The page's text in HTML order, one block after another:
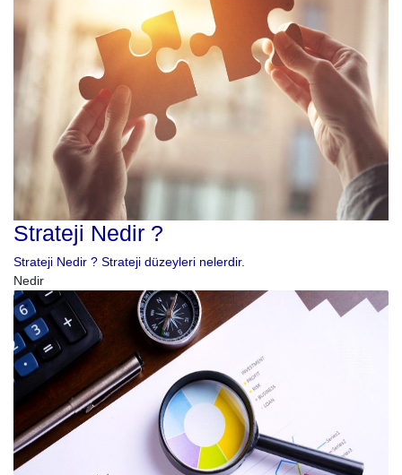
Strateji Nedir ?
Strateji Nedir ? Strateji düzeyleri nelerdir.
Nedir